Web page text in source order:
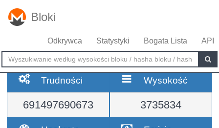
Bloki
Odkrywca Statystyki Bogata Lista API
Trudności
691497690673
Wysokość
3735834